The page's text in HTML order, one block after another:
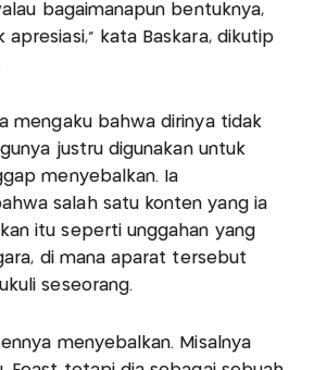
bagaimanapun bentuknya,
kata Baskara, dikutip
mengaku bahwa dirinya tidak
justru digunakan untuk
menyebalkan. Ia
salah satu konten yang ia
itu seperti unggahan yang
di mana aparat tersebut
seseorang.
menyebalkan. Misalnya